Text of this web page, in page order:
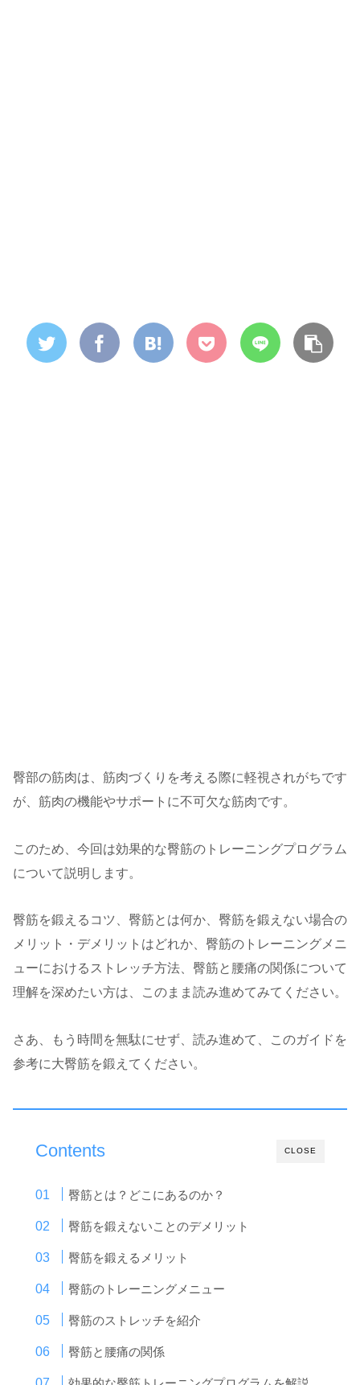
臀部の筋肉は、筋肉づくりを考える際に軽視されがちです
が、筋肉の機能やサポートに不可欠な筋肉です。
このため、今回は効果的な臀筋のトレーニングプログラム
について説明します。
臀筋を鍛えるコツ、臀筋とは何か、臀筋を鍛えない場合の
メリット・デメリットはどれか、臀筋のトレーニングメニ
ューにおけるストレッチ方法、臀筋と腰痛の関係について
理解を深めたい方は、このまま読み進めてみてください。
さあ、もう時間を無駄にせず、読み進めて、このガイドを
参考に大臀筋を鍛えてください。
CLOSE
Contents
臀筋とは？どこにあるのか？
臀筋を鍛えないことのデメリット
臀筋を鍛えるメリット
臀筋のトレーニングメニュー
臀筋のストレッチを紹介
臀筋と腰痛の関係